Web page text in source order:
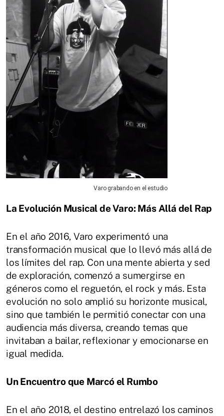
Varo grabando en el estudio
La Evolución Musical de Varo: Más Allá del Rap
En el año 2016, Varo experimentó una
transformación musical que lo llevó más allá de
los límites del rap. Con una mente abierta y sed
de exploración, comenzó a sumergirse en
géneros como el reguetón, el rock y más. Esta
evolución no solo amplió su horizonte musical,
sino que también le permitió conectar con una
audiencia más diversa, creando temas que
invitaban a bailar, reflexionar y emocionarse en
igual medida.
Un Encuentro que Marcó el Rumbo
En el año 2018, el destino entrelazó los caminos